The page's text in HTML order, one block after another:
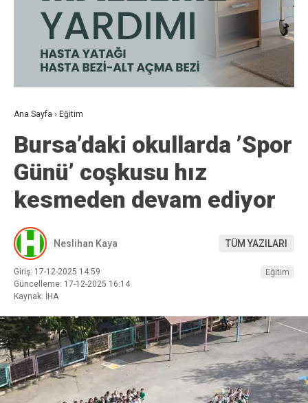
Ana Sayfa › Eğitim
Bursa’daki okullarda ’Spor
Günü’ coşkusu hız
kesmeden devam ediyor
Neslihan Kaya TÜM YAZILARI
Giriş: 17-12-2025 14:59
Güncelleme: 17-12-2025 16:14
Kaynak: İHA
Eğitim